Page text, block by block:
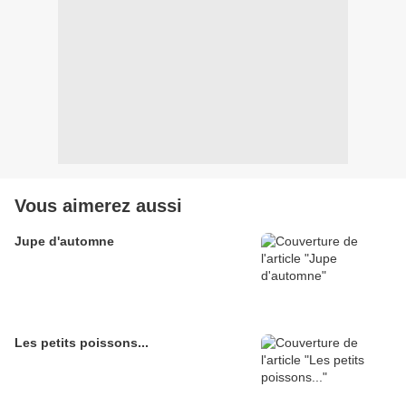
Vous aimerez aussi
Jupe d'automne
Les petits poissons...